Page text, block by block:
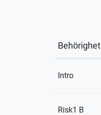
Behörighet
Intro
Risk1 B